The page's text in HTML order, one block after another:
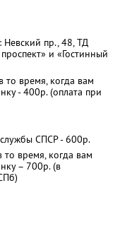
Невский пр., 48, ТД
и «Гостинный
то время, когда вам
- 400р. (оплата при
СПСР - 600р.
время, когда вам
– 700р. (в